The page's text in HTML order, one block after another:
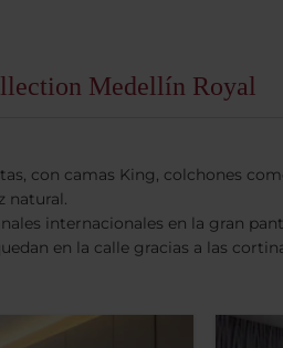
Medellín Royal
con camas King, colchones
natural.
internacionales en la gran
en la calle gracias a las